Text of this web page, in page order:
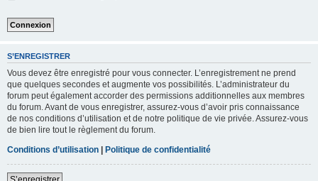
S’ENREGISTRER
Vous devez être enregistré pour vous connecter. L’enregistrement ne prend
que quelques secondes et augmente vos possibilités. L’administrateur du
forum peut également accorder des permissions additionnelles aux membres
du forum. Avant de vous enregistrer, assurez-vous d’avoir pris connaissance
de nos conditions d’utilisation et de notre politique de vie privée. Assurez-vous
de bien lire tout le règlement du forum.
Conditions d’utilisation | Politique de confidentialité